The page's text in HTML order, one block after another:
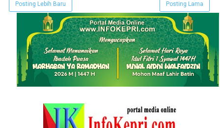
Posting Lebih Baru Posting Lama